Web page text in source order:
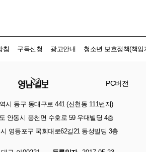
침 구독신청 광고안내 청소년 보호정책(책임
PC버전
시 동구 동대구로 441 (신천동 111번지)
안동시 풍천면 수호로 59 우대빌딩 4층
영등포구 국회대로62길21 동성빌딩 3층